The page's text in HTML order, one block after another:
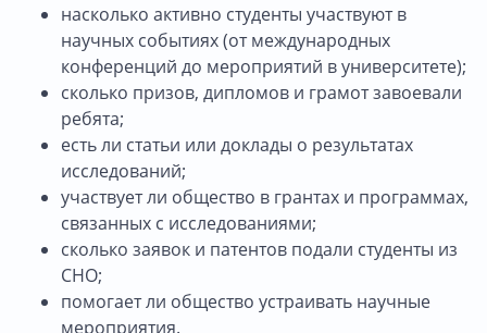
насколько активно студенты участвуют в
научных событиях (от международных
конференций до мероприятий в университете);
сколько призов, дипломов и грамот завоевали
ребята;
есть ли статьи или доклады о результатах
исследований;
участвует ли общество в грантах и программах,
связанных с исследованиями;
сколько заявок и патентов подали студенты из
СНО;
помогает ли общество устраивать научные
мероприятия.